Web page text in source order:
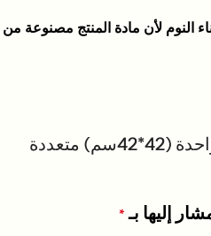
النوم لأن مادة المنتج مصنوعة من
كن أول من يقيم “وسادة كتان للديكور مزخرفة قطعة واحدة (42*42سم) متعددة
إليها بـ*